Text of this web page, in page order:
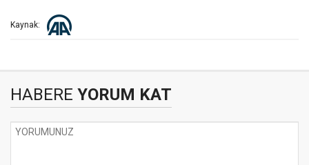
Kaynak:
HABERE YORUM KAT